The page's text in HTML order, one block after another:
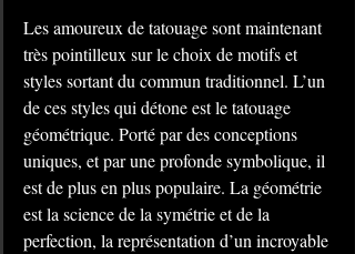
Les amoureux de tatouage sont maintenant
très pointilleux sur le choix de motifs et
styles sortant du commun traditionnel. L’un
de ces styles qui détone est le tatouage
géométrique. Porté par des conceptions
uniques, et par une profonde symbolique, il
est de plus en plus populaire. La géométrie
est la science de la symétrie et de la
perfection, la représentation d’un incroyable